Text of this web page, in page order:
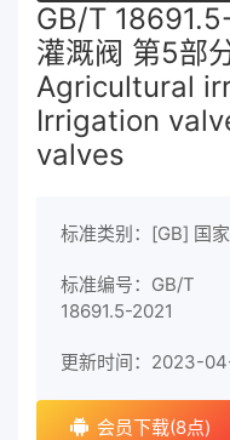
GB/T
灌溉阀 第5部
Agricultural
Irrigation
valves
标准类别：[GB] 国
标准编号：GB/T
18691.5-2021
更新时间：2023-
会员下载(8点)